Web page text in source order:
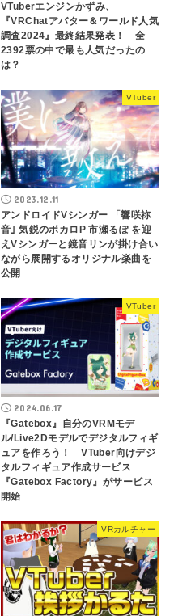
VTuberエンジンかずみ、
『VRChatアバター＆ワールド人気
調査2024』最終結果発表！ 全
2392票の中で最も人気だったの
は？
VTuber
2023.12.11
アンドロイドVシンガー 「響咲祢
音｣ 気鋭のボカロP 市瀬るぽ を迎
えVシンガーと鏡音リンが掛け合い
ながら展開するオリジナル楽曲を
公開
VTuber
2024.06.17
『Gatebox』自分のVRMモデ
ル/Live2Dモデルでデジタルフィギ
ュアを作ろう！ VTuber向けデジ
タルフィギュア作成サービス
『Gatebox Factory』がサービス
開始
VRカルチャー